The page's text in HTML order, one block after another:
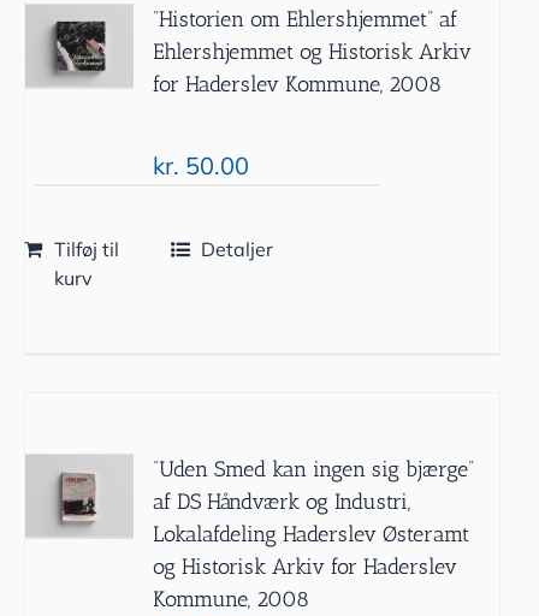
”Historien om Ehlershjemmet” af
Ehlershjemmet og Historisk Arkiv
for Haderslev Kommune, 2008
kr. 50.00
Tilføj til
kurv
Detaljer
”Uden Smed kan ingen sig bjærge”
af DS Håndværk og Industri,
Lokalafdeling Haderslev Østeramt
og Historisk Arkiv for Haderslev
Kommune, 2008